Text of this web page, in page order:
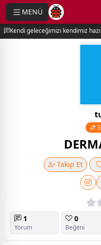
MENÜ
Kendi geleceğimizi kendimiz
Takip Et
1
Yorum
0
Beğeni
menu